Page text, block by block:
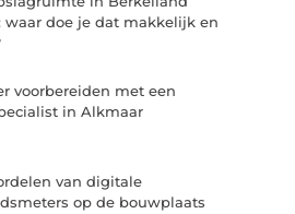
waar doe je dat makkelijk en
voorbereiden met een
in Alkmaar
van digitale
op de bouwplaats